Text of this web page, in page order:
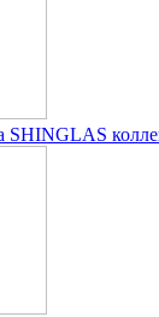
SHINGLAS